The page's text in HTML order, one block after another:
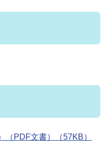
（PDF文書）（57KB）